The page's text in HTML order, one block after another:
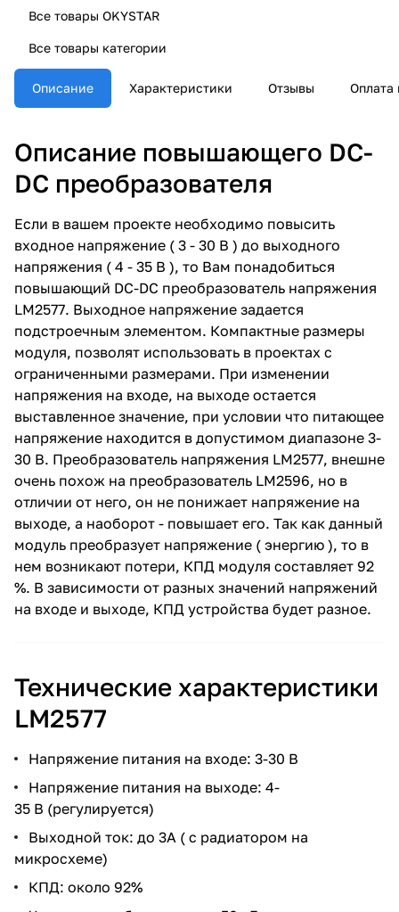
Все товары OKYSTAR
Все товары категории
Описание Характеристики Отзывы Оплата
Описание повышающего DC-
DC преобразователя
Если в вашем проекте необходимо повысить
входное напряжение ( 3 - 30 В ) до выходного
напряжения ( 4 - 35 В ), то Вам понадобиться
повышающий DC-DC преобразователь напряжения
LM2577. Выходное напряжение задается
подстроечным элементом. Компактные размеры
модуля, позволят использовать в проектах с
ограниченными размерами. При изменении
напряжения на входе, на выходе остается
выставленное значение, при условии что питающее
напряжение находится в допустимом диапазоне 3-
30 В. Преобразователь напряжения LM2577, внешне
очень похож на преобразователь LM2596, но в
отличии от него, он не понижает напряжение на
выходе, а наоборот - повышает его. Так как данный
модуль преобразует напряжение ( энергию ), то в
нем возникают потери, КПД модуля составляет 92
%. В зависимости от разных значений напряжений
на входе и выходе, КПД устройства будет разное.
Технические характеристики
LM2577
Напряжение питания на входе: 3-30 В
Напряжение питания на выходе: 4-
35 В (регулируется)
Выходной ток: до 3A ( с радиатором на
микросхеме)
КПД: около 92%